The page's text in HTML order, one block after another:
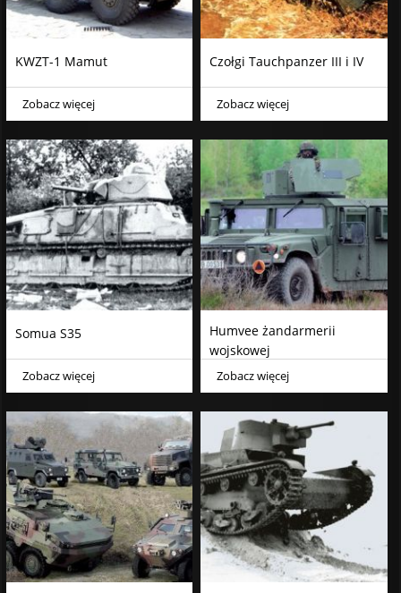
KWZT-1 Mamut
Zobacz więcej
Czołgi Tauchpanzer III i IV
Zobacz więcej
Somua S35
Zobacz więcej
Humvee żandarmerii
wojskowej
Zobacz więcej